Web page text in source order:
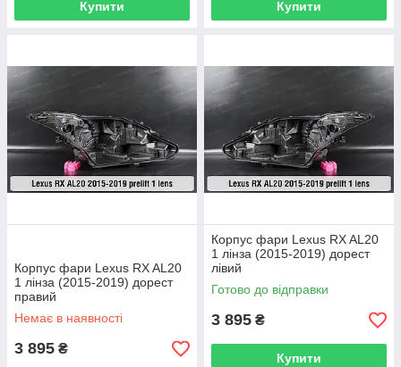
Купити Купити
Корпус фари Lexus RX AL20
1 лінза (2015-2019) дорест
правий
Немає в наявності
3 895 ₴
Корпус фари Lexus RX AL20
1 лінза (2015-2019) дорест
лівий
Готово до відправки
3 895 ₴
Купити